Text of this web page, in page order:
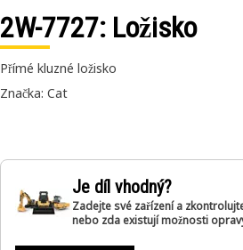
2W-7727: Ložisko
Přímé kluzné ložisko
Značka: Cat
Je díl vhodný?
Zadejte své zařízení a
nebo zda existují možnosti